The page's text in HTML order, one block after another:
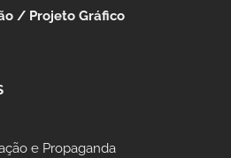
/ Projeto Gráfico
e Propaganda